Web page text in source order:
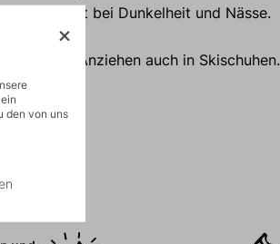
Sicherheit bei Dunkelheit und Nässe.
Anziehen auch in Skischuhen.
den von uns